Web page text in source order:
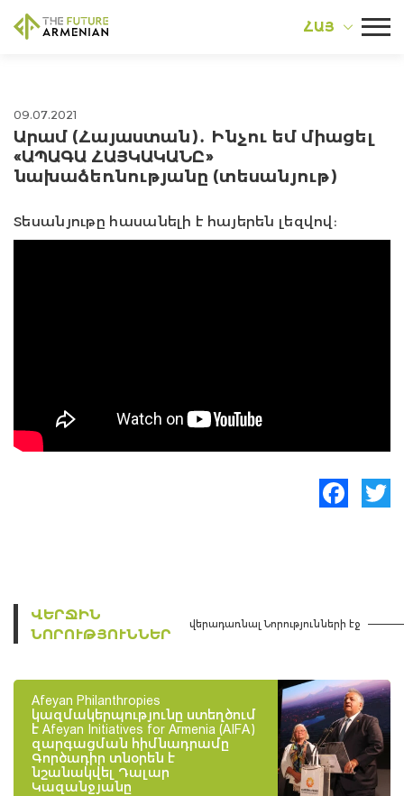
ՀԱՅ
09.07.2021
Արամ (Հայաստան)․ Ինչու եմ միացել
«ԱՊԱԳԱ ՀԱՅԿԱԿԱՆԸ»
նախաձեռնությանը (տեսանյութ)
Տեսանյութը հասանելի է հայերեն լեզվով։
ՎԵՐՋԻՆ
ՆՈՐՈՒԹՅՈՒՆՆԵՐ
վերադառնալ Նորությունների էջ
Afeyan Philanthropies
կազմակերպությունը ստեղծում
է Afeyan Initiatives for Armenia (AIFA)
զարգացման հիմնադրամը
Գործադիր տնօրեն է
նշանակվել Դալար
Կազանջյանը